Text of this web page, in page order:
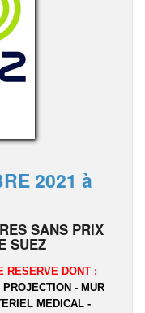
2021 à
SANS PRIX
SUEZ
RESERVE DONT :
- MUR
MEDICAL -